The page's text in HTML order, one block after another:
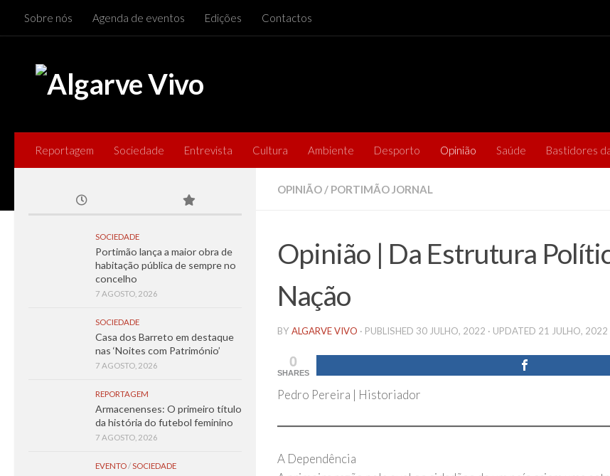
Skip to content
Sobre nós Agenda de eventos Edições Contactos
Reportagem Sociedade Entrevista Cultura Ambiente Desporto Opinião Saúde Bastidores
OPINIÃO / PORTIMÃO JORNAL
Opinião | Da Estrutura
Nação
BY ALGARVE VIVO · PUBLISHED 30 JULHO, 2022 · UPDATED 21 JULHO, 2022
0
SHARES
Pedro Pereira | Historiador
A Dependência
SOCIEDADE
Portimão lança a maior obra de
habitação pública de sempre no
concelho
7 AGOSTO, 2026
SOCIEDADE
Casa dos Barreto em destaque
nas ‘Noites com Património’
7 AGOSTO, 2026
REPORTAGEM
Armacenenses: O primeiro título
da história do futebol feminino
7 AGOSTO, 2026
EVENTO/SOCIEDADE